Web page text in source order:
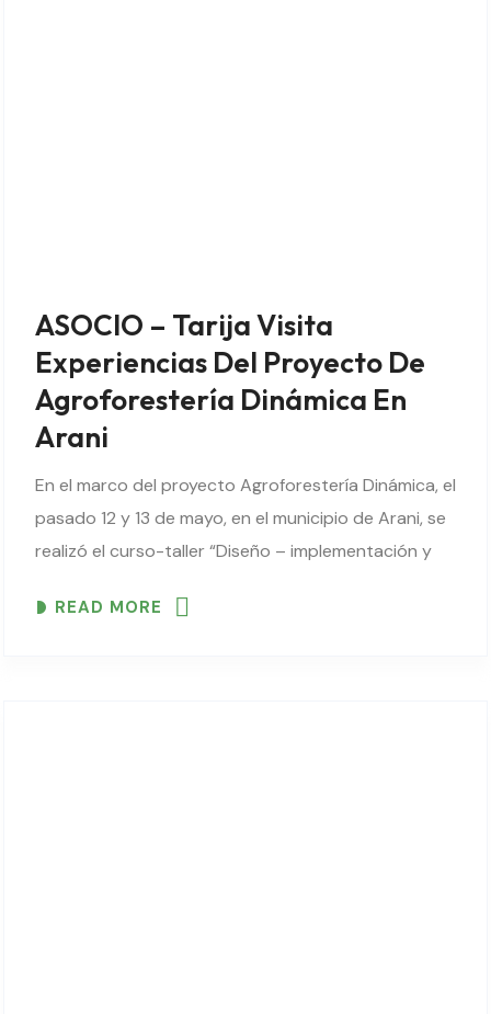
ASOCIO – Tarija Visita
Experiencias Del Proyecto De
Agroforestería Dinámica En
Arani
En el marco del proyecto Agroforestería Dinámica, el
pasado 12 y 13 de mayo, en el municipio de Arani, se
realizó el curso-taller “Diseño – implementación y
(SAFD) en zonas de Valles y..
READ MORE